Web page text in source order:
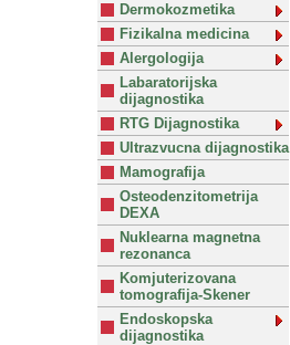
Dermokozmetika
Fizikalna medicina
Alergologija
Labaratorijska
dijagnostika
RTG Dijagnostika
Ultrazvucna dijagnostika
Mamografija
Osteodenzitometrija
DEXA
Nuklearna magnetna
rezonanca
Komjuterizovana
tomografija-Skener
Endoskopska
dijagnostika